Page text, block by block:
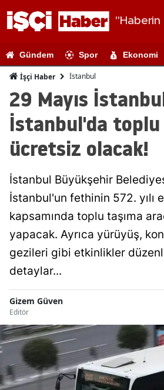
"Haberin
Gündem Spor Ekonomi
İşçi Haber İstanbul
29 Mayıs
İstanbul'da toplu
ücretsiz olacak!
İstanbul Büyükşehir
İstanbul'un fethinin 572. yılı
kapsamında toplu taşıma
yapacak. Ayrıca yürüyüş,
gezileri gibi etkinlikler
detaylar...
Gizem Güven
Editör